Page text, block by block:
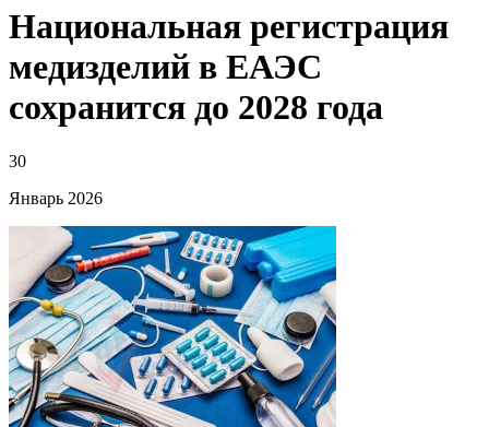
Национальная регистрация
медизделий в ЕАЭС
сохранится до 2028 года
30
Январь 2026